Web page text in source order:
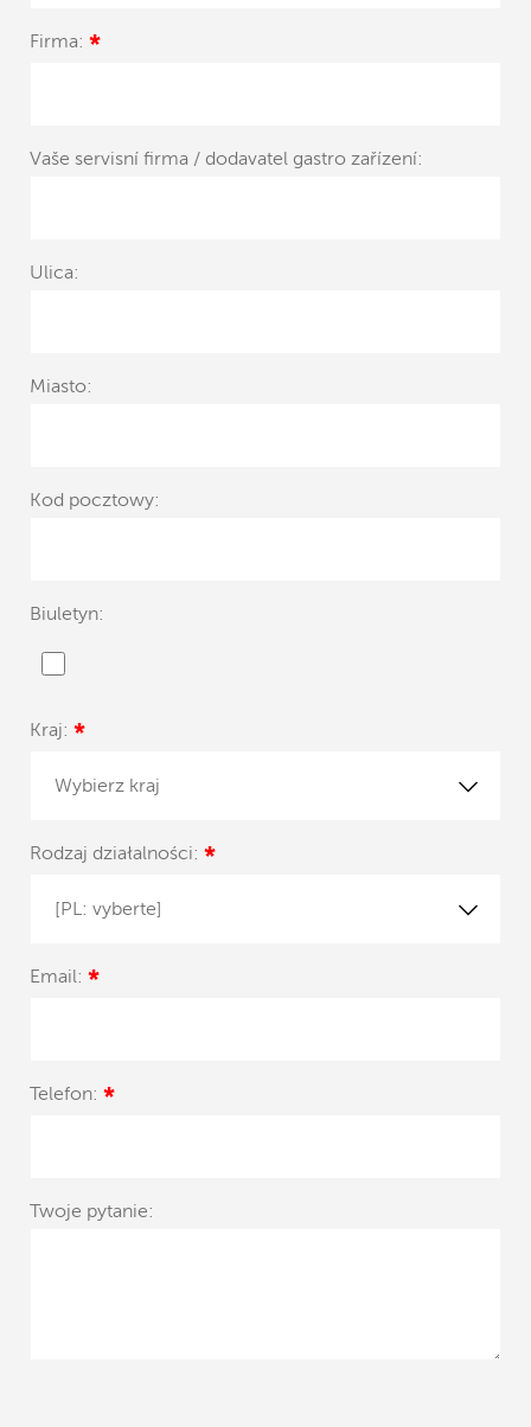
Firma: *
Vaše servisní firma / dodavatel gastro zařízení:
Ulica:
Miasto:
Kod pocztowy:
Biuletyn:
Kraj: *
Wybierz kraj
Rodzaj działalności: *
[PL: vyberte]
Email: *
Telefon: *
Twoje pytanie: